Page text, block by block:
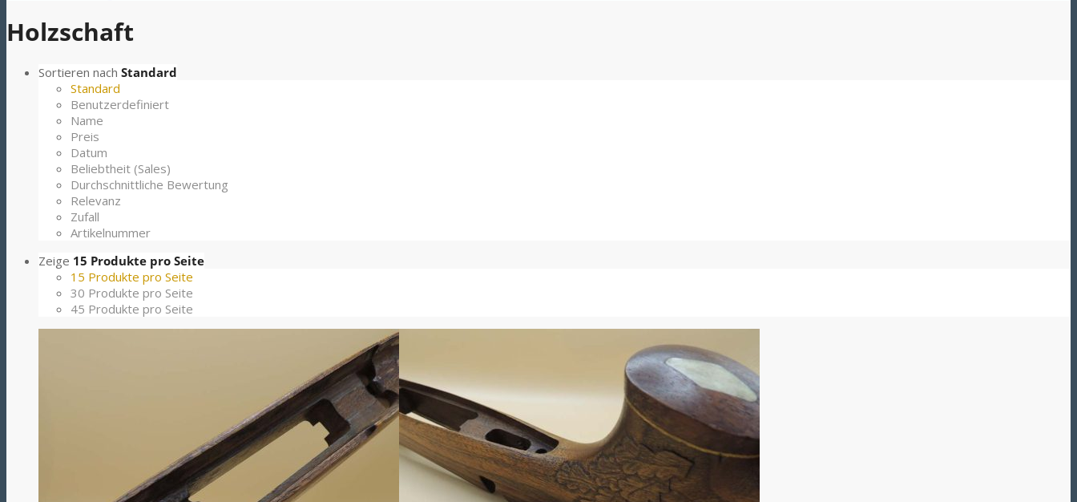
Holzschaft
Sortieren nach Standard
Standard
Benutzerdefiniert
Name
Preis
Datum
Beliebtheit (Sales)
Durchschnittliche Bewertung
Relevanz
Zufall
Artikelnummer
Zeige 15 Produkte pro Seite
15 Produkte pro Seite
30 Produkte pro Seite
45 Produkte pro Seite